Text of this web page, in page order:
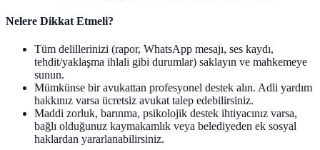
Nelere Dikkat Etmeli?
Tüm delillerinizi (rapor, WhatsApp mesajı, ses kaydı,
tehdit/yaklaşma ihlali gibi durumlar) saklayın ve mahkemeye
sunun.
Mümkünse bir avukattan profesyonel destek alın. Adli yardım
hakkınız varsa ücretsiz avukat talep edebilirsiniz.
Maddi zorluk, barınma, psikolojik destek ihtiyacınız varsa,
bağlı olduğunuz kaymakamlık veya belediyeden ek sosyal
haklardan yararlanabilirsiniz.